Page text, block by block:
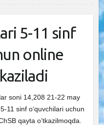
5-11 sinf
online
soni 14,208 21-22 may
11 sinf o‘quvchilari uchun
qayta o’tkazilmoqda.